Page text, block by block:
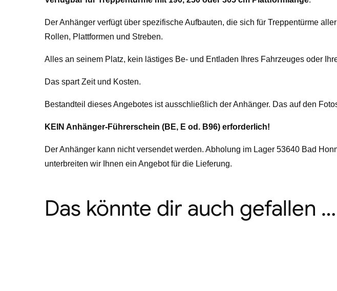
Der Anhänger verfügt über spezifische Aufbauten, die sich für Treppentürme
Rollen, Plattformen und Streben.
Alles an seinem Platz, kein lästiges Be- und Entladen Ihres Fahrzeuges oder
Das spart Zeit und Kosten.
Bestandteil dieses Angebotes ist ausschließlich der Anhänger. Das auf den
KEIN Anhänger-Führerschein (BE, E od. B96) erforderlich!
Der Anhänger kann nicht versendet werden. Abholung im Lager 53640 Bad
unterbreiten wir Ihnen ein Angebot für die Lieferung.
Das könnte dir auch gefallen …